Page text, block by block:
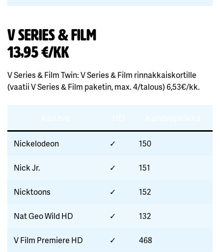
V Series & Film
13,95 €/kk
V Series & Film Twin: V Series & Film rinnakkaiskortille
(vaatii V Series & Film paketin, max. 4/talous) 6,53€/kk.
Nickelodeon ✓ 150
Nick Jr. ✓ 151
Nicktoons ✓ 152
Nat Geo Wild HD ✓ 132
V Film Premiere HD ✓ 468